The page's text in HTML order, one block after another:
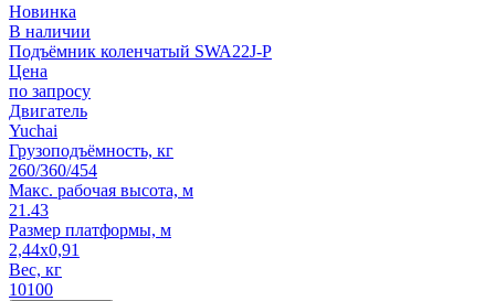
Новинка
В наличии
Подъёмник коленчатый SWA22J-P
Цена
по запросу
Двигатель
Yuchai
Грузоподъёмность, кг
260/360/454
Макс. рабочая высота, м
21.43
Размер платформы, м
2,44x0,91
Вес, кг
10100